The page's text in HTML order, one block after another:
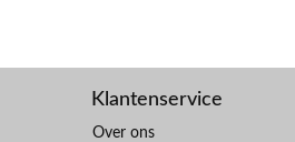
Klantenservice
Over ons